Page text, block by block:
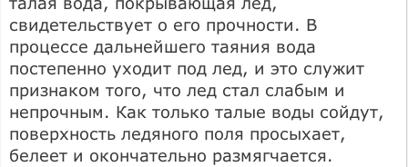
свидетельствует о его прочности. В
процессе дальнейшего таяния вода
постепенно уходит под лед, и это служит
признаком того, что лед стал слабым и
непрочным. Как только талые воды сойдут,
поверхность ледяного поля просыхает,
белеет и окончательно размягчается.